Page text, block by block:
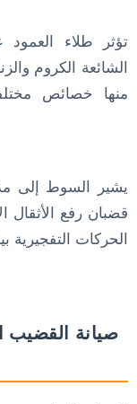
تؤثر طلاء
الشائعة الكروم
منها خصائص
يشير السوط إلى
قضبان رفع الأثقال
الحركات التفجيرية
صيانة